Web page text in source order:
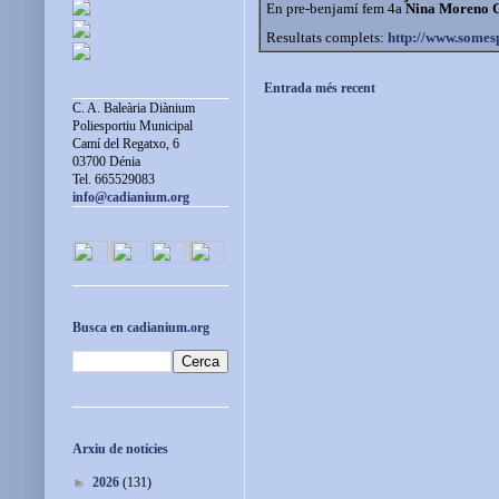
En pre-benjamí fem 4aNina Moreno
Resultats complets: http://
Entrada més recent
C. A. Baleària Diànium
Poliesportiu Municipal
Camí del Regatxo, 6
03700 Dénia
Tel. 665529083
info@cadianium.org
Busca en cadianium.org
Arxiu de notícies
► 2026 (131)